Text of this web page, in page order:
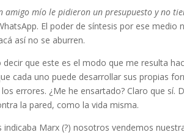
amigo mío le pidieron un presupuesto y no
El poder de síntesis por ese
así no se aburren.
decir que este es el modo que me resulta
cada uno puede desarrollar sus propias
errores. ¿Me he ensartado? Claro que
la pared, como la vida misma.
indicaba Marx (?) nosotros vendemos